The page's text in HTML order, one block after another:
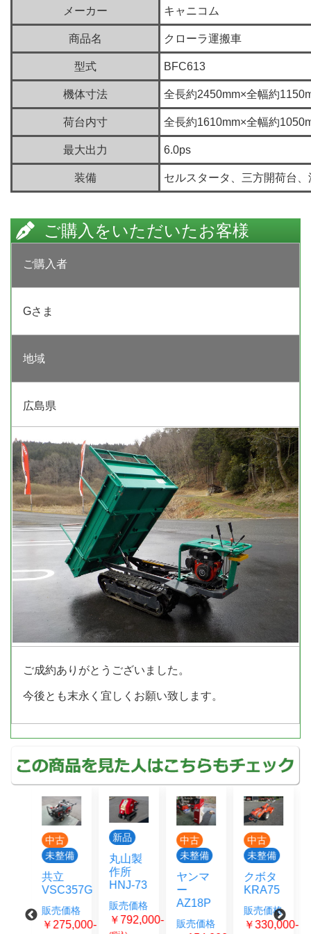
メーカー キャニコム
商品名 クローラ運搬車
型式 BFC613
機体寸法 全長約2450mm×全幅約
荷台内寸 全長約1610mm×全幅約
最大出力 6.0ps
装備 セルスタータ、三方開荷台
ご購入をいただいたお客様
ご購入者
Gさま
地域
広島県
ご成約ありがとうございました。
今後とも末永く宜しくお願い致します。
新品
丸山製
作所
HNJ-73
販売価格
￥792,000-
中古
未整備
ヤンマ
ー
AZ18P
販売価格
中古
未整備
クボタ
KRA75
販売価格
￥330,000-
中古
未整備
ヰセキ
RL27
販売価格
￥275,000-